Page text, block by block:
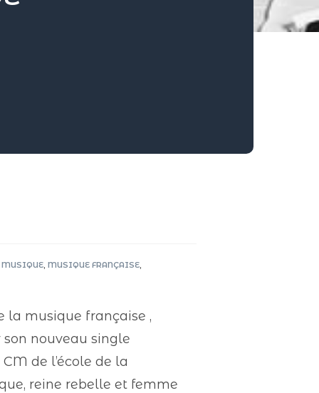
MUSIQUE, MUSIQUE FRANÇAISE,
la musique française ,
nouveau single
de l’école de la
reine rebelle et femme